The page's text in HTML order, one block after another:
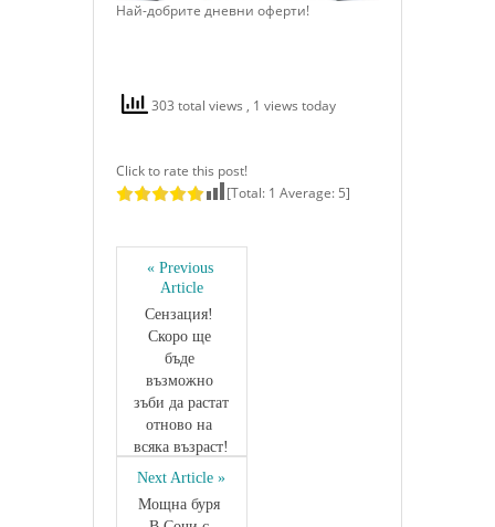
Най-добрите дневни оферти!
303 total views , 1 views today
Click to rate this post!
[Total: 1 Average: 5]
« Previous
Article
Сензация!
Скоро ще
бъде
възможно
зъби да растат
отново на
всяка възраст!
Next Article »
Mощна буря